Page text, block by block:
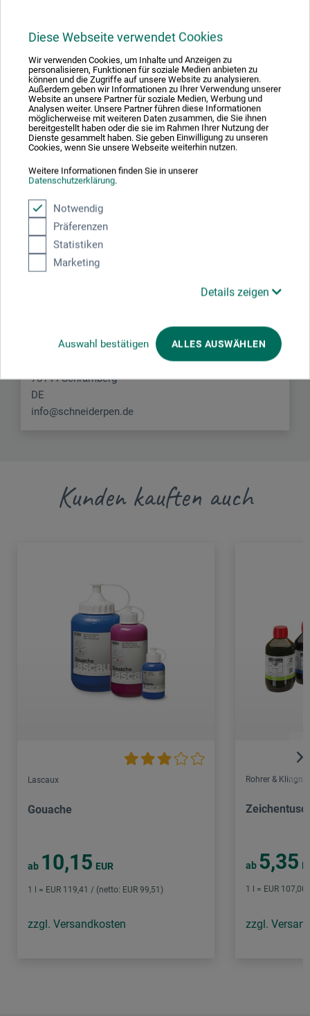
Diese Webseite verwendet Cookies
Wir verwenden Cookies, um Inhalte und Anzeigen zu
personalisieren, Funktionen für soziale Medien anbieten zu
können und die Zugriffe auf unsere Website zu analysieren.
Außerdem geben wir Informationen zu Ihrer Verwendung unserer
Website an unsere Partner für soziale Medien, Werbung und
Analysen weiter. Unsere Partner führen diese Informationen
möglicherweise mit weiteren Daten zusammen, die Sie ihnen
bereitgestellt haben oder die sie im Rahmen Ihrer Nutzung der
Dienste gesammelt haben. Sie geben Einwilligung zu unseren
Cookies, wenn Sie unsere Webseite weiterhin nutzen.
Weitere Informationen finden Sie in unserer
Datenschutzerklärung.
Notwendig
Präferenzen
Statistiken
Marketing
Details zeigen
Auswahl bestätigen ALLES AUSWÄHLEN
Produktbewertungen (0)
Schreiben Sie die erste Bewertung zu diesem Produkt
JETZT PRODUKT BEWERTEN
Hersteller-Kontakt
Hier finden Sie die Kontaktdaten des Herstellers zu
Schneider Schreibgeräte GmbH
Tennenbronn
78144 Schramberg
DE
info@schneiderpen.de
Kunden kauften auch
Lascaux
Gouache
ab 10,15 EUR
1 l = EUR 119,41 / (netto: EUR 99,51)
zzgl. Versandkosten
Rohrer & Klingner
ab 5,35
1 l = EUR
zzgl.